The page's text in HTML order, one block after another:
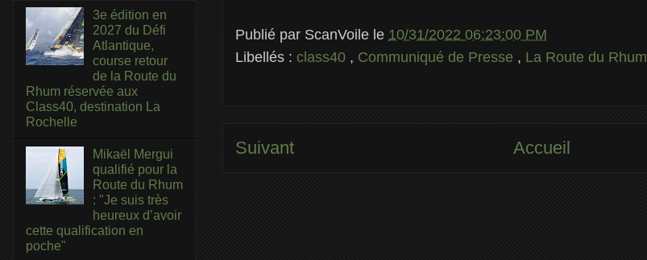
Publié par ScanVoile le 10/31/2022 06:23:00 PM
Libellés : class40 , Communiqué de Presse , La Route du Rhum
Suivant Accueil
3e édition en
2027 du Défi
Atlantique,
course retour
de la Route du
Rhum réservée aux
Class40, destination La
Rochelle
Mikaël Mergui
qualifié pour la
Route du Rhum
: "Je suis très
heureux d’avoir
cette qualification en
poche"